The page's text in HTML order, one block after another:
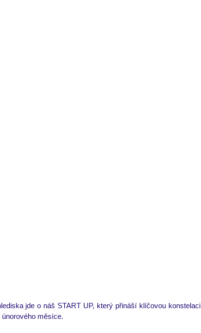
jde o náš START UP, který přináší klíčovou konstelaci
měsíce.